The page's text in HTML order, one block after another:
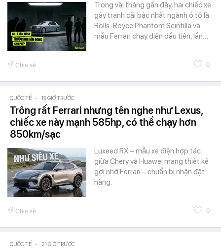
Trong vài tháng gần đây, hai chiếc xe
gây tranh cãi bậc nhất ngành ô tô là
Rolls-Royce Phantom Scintilla và
mẫu Ferrari chạy điện đầu tiên, lần…
Chia sẻ 0
QUỐC TẾ - 19 GIỜ TRƯỚC
Trông rất Ferrari nhưng tên nghe như Lexus,
chiếc xe này mạnh 585hp, có thể chạy hơn
850km/sạc
Luxeed RX – mẫu xe điện hợp tác
giữa Chery và Huawei mang thiết kế
gợi nhớ Ferrari – chuẩn bị nhận đặt
hàng.
Chia sẻ 0
QUỐC TẾ - 21 GIỜ TRƯỚC